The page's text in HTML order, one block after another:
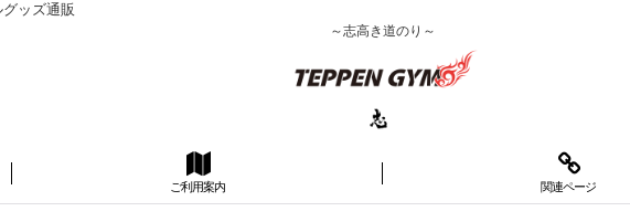
グッズ通販
～志高き道のり～
ご利用案内 関連ページ